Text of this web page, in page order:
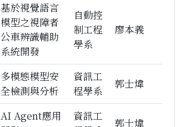
基於視覺語言
模型之視障者
公車辨識輔助
系統開發
自動控
制工程
學系
廖本義
多模態模型安
全檢測與分析
資訊工
程學系
郭士煒
AI Agent應用
資訊工
郭士煒